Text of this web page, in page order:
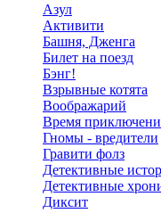
Азул
Активити
Башня, Дженга
Билет на поезд
Бэнг!
Взрывные котята
Воображарий
Время
Гномы - вредители
Гравити фолз
Детективные
Детективные
Диксит